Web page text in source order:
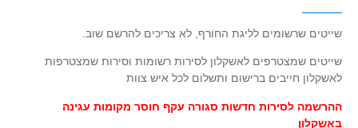
שייטים שרשומים לליגת החורף, לא צריכים להרשם שוב.
שייטים שמצטרפים לאשקלון לסירות רשומות וסירות שמצטרפות
לאשקלון חייבים ברישום ותשלום לכל איש צוות
ההרשמה לסירות חדשות סגורה עקף חוסר מקומות עגינה
באשקלון